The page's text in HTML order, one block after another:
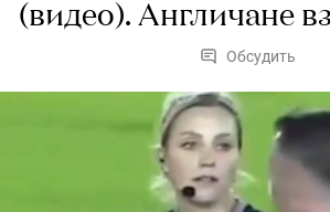
(видео). Англичане
Обсудить